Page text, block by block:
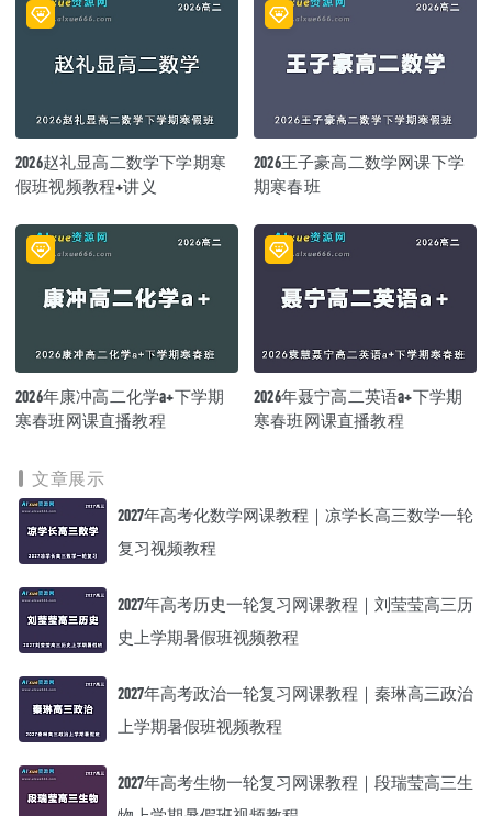
2026赵礼显高二数学下学期寒
假班视频教程+讲义
2026王子豪高二数学网课下学
期寒春班
2026年康冲高二化学a+下学期
寒春班网课直播教程
2026年聂宁高二英语a+下学期
寒春班网课直播教程
文章展示
2027年高考化数学网课教程｜凉学长高三数学一轮
复习视频教程
2027年高考历史一轮复习网课教程｜刘莹莹高三历
史上学期暑假班视频教程
2027年高考政治一轮复习网课教程｜秦琳高三政治
上学期暑假班视频教程
2027年高考生物一轮复习网课教程｜段瑞莹高三生